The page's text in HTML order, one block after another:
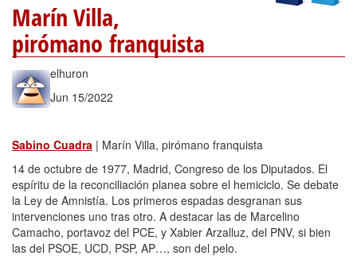
Marín Villa,
pirómano franquista
elhuron
Jun 15/2022
Sabino Cuadra | Marín Villa, pirómano franquista
14 de octubre de 1977, Madrid, Congreso de los Diputados. El
espíritu de la reconciliación planea sobre el hemiciclo. Se debate
la Ley de Amnistía. Los primeros espadas desgranan sus
intervenciones uno tras otro. A destacar las de Marcelino
Camacho, portavoz del PCE, y Xabier Arzalluz, del PNV, si bien
las del PSOE, UCD, PSP, AP…, son del pelo.